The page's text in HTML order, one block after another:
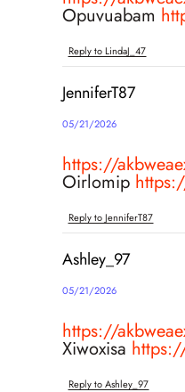
Opuvuabam
Reply to LindaJ_47
JenniferT87
05/21/2026
https://
Oirlomip
Reply to JenniferT87
Ashley_97
05/21/2026
https://
Xiwoxisa
Reply to Ashley_97